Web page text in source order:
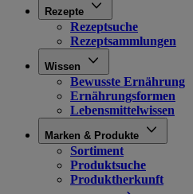
Rezepte
Rezeptsuche
Rezeptsammlungen
Wissen
Bewusste Ernährung
Ernährungsformen
Lebensmittelwissen
Marken & Produkte
Sortiment
Produktsuche
Produktherkunft